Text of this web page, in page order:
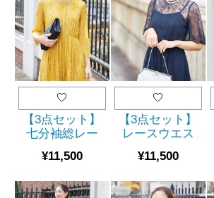
【3点セット】
七分袖総レー
ス(SET2031)
¥11,500
【3点セット】
レースウエス
モレ丈ドレス
（SET2017）
¥11,500